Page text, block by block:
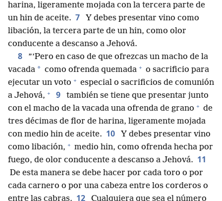
harina, ligeramente mojada con la tercera parte de
un hin de aceite. 7
Y debes presentar vino como
libación, la tercera parte de un hin, como olor
conducente a descanso a Jehová.
8
”’Pero en caso de que ofrezcas un macho de la
vacada * como ofrenda quemada + o sacrificio para
ejecutar un voto + especial o sacrificios de comunión
a Jehová, + 9
también se tiene que presentar junto
con el macho de la vacada una ofrenda de grano + de
tres décimas de flor de harina, ligeramente mojada
con medio hin de aceite. 10
Y debes presentar vino
como libación, + medio hin, como ofrenda hecha por
fuego, de olor conducente a descanso a Jehová. 11
De esta manera se debe hacer por cada toro o por
cada carnero o por una cabeza entre los corderos o
entre las cabras. 12
Cualquiera que sea el número